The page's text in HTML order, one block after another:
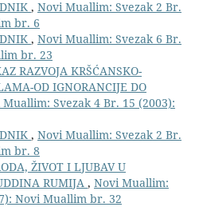
, Novi Muallim: Svezak 2 Br.
br. 6
, Novi Muallim: Svezak 6 Br.
br. 23
RAZVOJA KRŠĆANSKO-
OD IGNORANCIJE DO
Svezak 4 Br. 15 (2003):
, Novi Muallim: Svezak 2 Br.
br. 8
ŽIVOT I LJUBAV U
RUMIJA , Novi Muallim:
Novi Muallim br. 32